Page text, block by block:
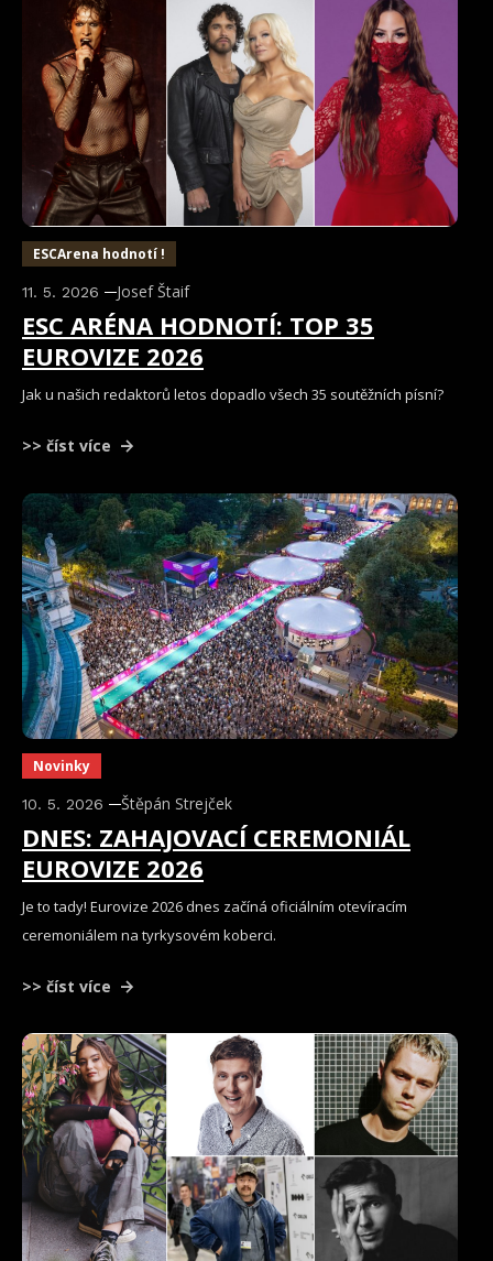
ESCArena hodnotí !
11. 5. 2026 Josef Štaif
ESC ARÉNA HODNOTÍ: TOP 35
EUROVIZE 2026
Jak u našich redaktorů letos dopadlo všech 35 soutěžních písní?
>> číst více
Novinky
10. 5. 2026 Štěpán Strejček
DNES: ZAHAJOVACÍ CEREMONIÁL
EUROVIZE 2026
Je to tady! Eurovize 2026 dnes začíná oficiálním otevíracím
ceremoniálem na tyrkysovém koberci.
>> číst více